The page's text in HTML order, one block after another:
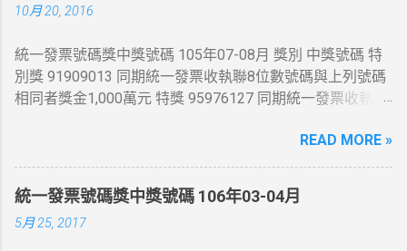
10月 20, 2016
統一發票號碼獎中獎號碼 105年07-08月 獎別 中獎號碼 特
別獎 91909013 同期統一發票收執聯8位數號碼與上列號碼
相同者獎金1,000萬元 特獎 95976127 同期統一發票收執聯
、 41876525 、 86331065 同期統一發票收執聯8位數號碼
與上列號碼相同者獎金20萬元 二獎 同期統一發票收執聯末
7 位數號碼與頭獎中獎號碼末7 位相同者各得獎金4 萬元 三
獎 同期統一發票收執聯末6 位數號碼與頭獎中獎號碼末6 位
相同者各得獎金1 萬元 四獎 同期統一發票收執聯末5 位數
READ MORE »
統一發票號碼獎中獎號碼 106年03-04月
5月 25, 2017